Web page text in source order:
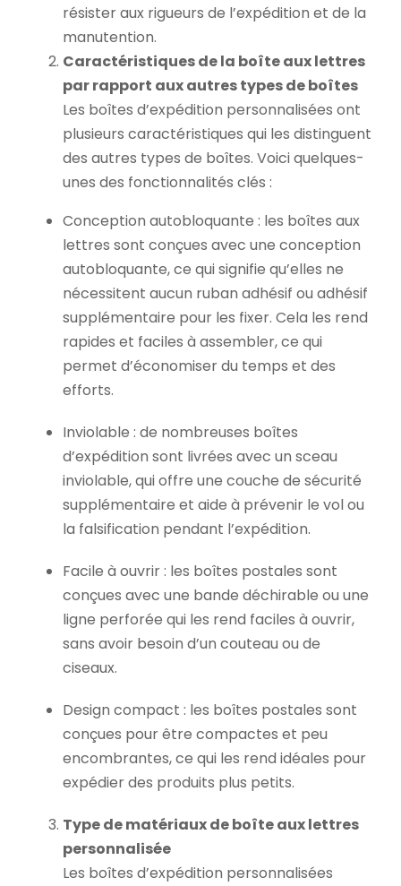
résister aux rigueurs de l’expédition et de la
manutention.
Caractéristiques de la boîte aux lettres
par rapport aux autres types de boîtes
Les boîtes d’expédition personnalisées ont
plusieurs caractéristiques qui les distinguent
des autres types de boîtes. Voici quelques-
unes des fonctionnalités clés :
Conception autobloquante : les boîtes aux
lettres sont conçues avec une conception
autobloquante, ce qui signifie qu’elles ne
nécessitent aucun ruban adhésif ou adhésif
supplémentaire pour les fixer. Cela les rend
rapides et faciles à assembler, ce qui
permet d’économiser du temps et des
efforts.
Inviolable : de nombreuses boîtes
d’expédition sont livrées avec un sceau
inviolable, qui offre une couche de sécurité
supplémentaire et aide à prévenir le vol ou
la falsification pendant l’expédition.
Facile à ouvrir : les boîtes postales sont
conçues avec une bande déchirable ou une
ligne perforée qui les rend faciles à ouvrir,
sans avoir besoin d’un couteau ou de
ciseaux.
Design compact : les boîtes postales sont
conçues pour être compactes et peu
encombrantes, ce qui les rend idéales pour
expédier des produits plus petits.
Type de matériaux de boîte aux lettres
personnalisée
Les boîtes d’expédition personnalisées